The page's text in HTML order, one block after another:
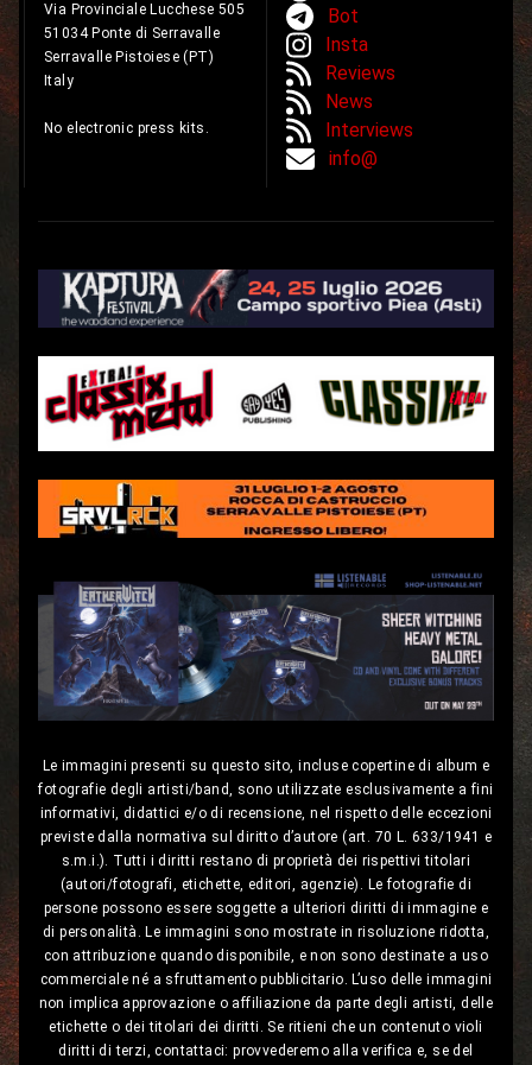
Via Provinciale Lucchese 505
51034 Ponte di Serravalle
Serravalle Pistoiese (PT)
Italy
No electronic press kits.
Bot
Insta
Reviews
News
Interviews
info@
Le immagini presenti su questo sito, incluse copertine di album e
fotografie degli artisti/band, sono utilizzate esclusivamente a fini
informativi, didattici e/o di recensione, nel rispetto delle eccezioni
previste dalla normativa sul diritto d’autore (art. 70 L. 633/1941 e
s.m.i.). Tutti i diritti restano di proprietà dei rispettivi titolari
(autori/fotografi, etichette, editori, agenzie). Le fotografie di
persone possono essere soggette a ulteriori diritti di immagine e
di personalità. Le immagini sono mostrate in risoluzione ridotta,
con attribuzione quando disponibile, e non sono destinate a uso
commerciale né a sfruttamento pubblicitario. L’uso delle immagini
non implica approvazione o affiliazione da parte degli artisti, delle
etichette o dei titolari dei diritti. Se ritieni che un contenuto violi
diritti di terzi, contattaci: provvederemo alla verifica e, se del